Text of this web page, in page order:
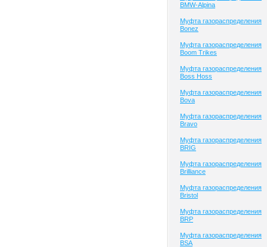
BMW-Alpina
Муфта газораспределения
Bonez
Муфта газораспределения
Boom Trikes
Муфта газораспределения
Boss Hoss
Муфта газораспределения
Bova
Муфта газораспределения
Bravo
Муфта газораспределения
BRIG
Муфта газораспределения
Brilliance
Муфта газораспределения
Bristol
Муфта газораспределения
BRP
Муфта газораспределения
BSA